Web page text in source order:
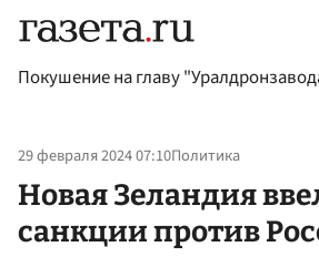
Покушение на главу
29 февраля 2024 07:10Политика
Новая Зеландия
санкции против